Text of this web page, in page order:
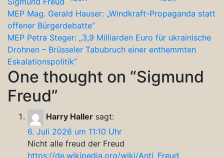
Beitragsnavigation
MEP Mag. Gerald Hauser: „Windkraft-Propaganda statt
offener Bürgerdebatte“
MEP Petra Steger: „3,9 Milliarden Euro für ukrainische
Drohnen – Brüsseler Tabubruch einer enthemmten
Eskalationspolitik“
One thought on “Sigmund
Freud”
Harry Haller sagt:
6. Juli 2026 um 11:10 Uhr
Nicht alle freud der Freud
https://de.wikipedia.org/wiki/Anti_Freud